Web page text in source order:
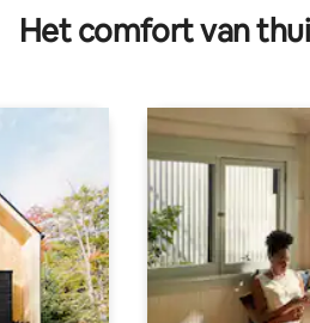
het strand
Het comfort van